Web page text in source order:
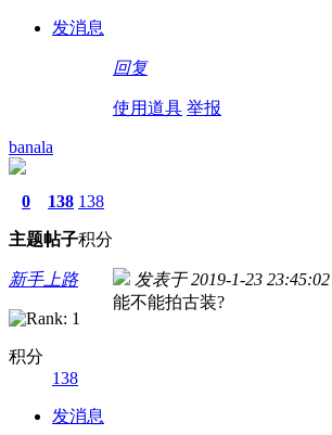
发消息
回复
使用道具 举报
banala
0
主题
138
帖子
138
积分
新手上路
积分
138
发消息
发表于 2019-1-23 23:45:02
能不能拍古装?